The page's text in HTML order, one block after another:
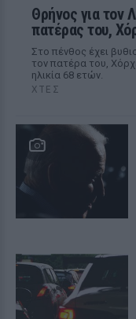
Θρήνος για τον
πατέρας του,
Στο πένθος έχει
τον πατέρα του,
ηλικία 68 ετών.
ΧΤΕΣ